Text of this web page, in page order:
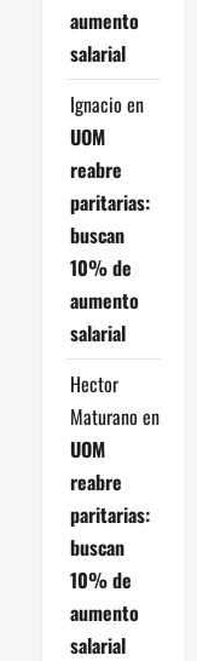
aumento
salarial
Ignacio en
UOM
reabre
paritarias:
buscan
10% de
aumento
salarial
Hector
Maturano en
UOM
reabre
paritarias:
buscan
10% de
aumento
salarial